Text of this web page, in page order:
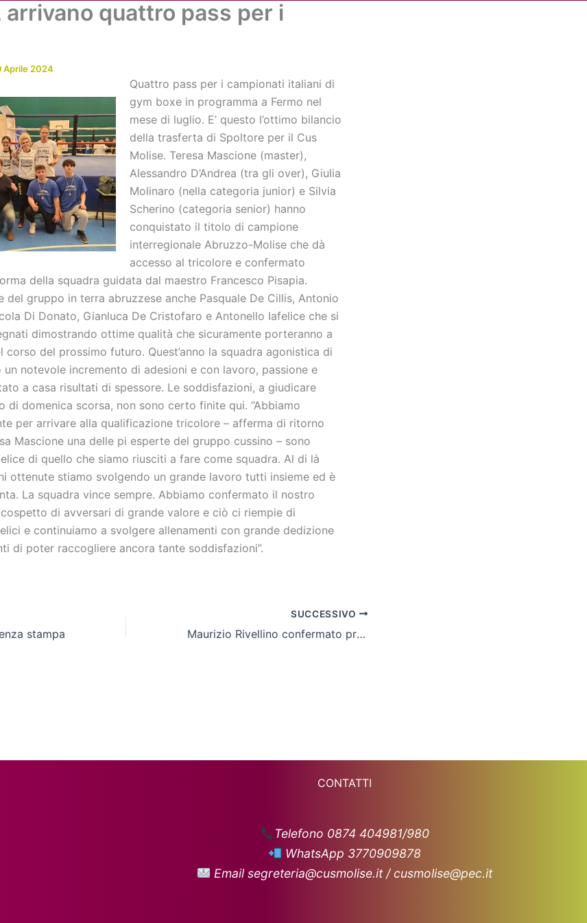
News
arrivano quattro pass per i
Aprile 2024
Quattro pass per i campionati italiani di
gym boxe in programma a Fermo nel
mese di luglio. E’ questo l’ottimo bilancio
della trasferta di Spoltore per il Cus
Molise. Teresa Mascione (master),
Alessandro D’Andrea (tra gli over), Giulia
Molinaro (nella categoria junior) e Silvia
Scherino (categoria senior) hanno
conquistato il titolo di campione
interregionale Abruzzo-Molise che dà
accesso al tricolore e confermato
della squadra guidata dal maestro Francesco Pisapia.
del gruppo in terra abruzzese anche Pasquale De Cillis, Antonio
Di Donato, Gianluca De Cristofaro e Antonello Iafelice che si
dimostrando ottime qualità che sicuramente porteranno a
corso del prossimo futuro. Quest’anno la squadra agonistica di
notevole incremento di adesioni e con lavoro, passione e
a casa risultati di spessore. Le soddisfazioni, a giudicare
di domenica scorsa, non sono certo finite qui. “Abbiamo
per arrivare alla qualificazione tricolore – afferma di ritorno
Mascione una delle pi esperte del gruppo cussino – sono
di quello che siamo riusciti a fare come squadra. Al di là
ottenute stiamo svolgendo un grande lavoro tutti insieme ed è
La squadra vince sempre. Abbiamo confermato il nostro
di avversari di grande valore e ciò ci riempie di
e continuiamo a svolgere allenamenti con grande dedizione
di poter raccogliere ancora tante soddisfazioni”.
stampa
SUCCESSIVO
Maurizio Rivellino confermato presidente
CONTATTI
Telefono 0874 404981/980
WhatsApp 3770909878
Email segreteria@cusmolise.it / cusmolise@pec.it